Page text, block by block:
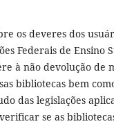
os deveres dos
Federais de Ensino
à não devolução de
bibliotecas bem
das legislações
se as